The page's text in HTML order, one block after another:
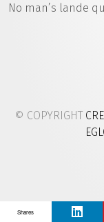
No man’s lande
© COPYRIGHT
Shares